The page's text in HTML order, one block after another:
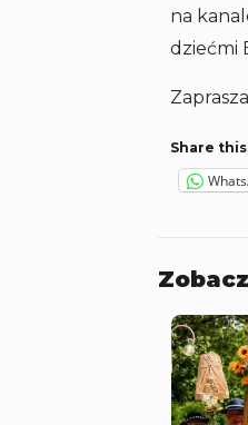
na
dziećmi
Share